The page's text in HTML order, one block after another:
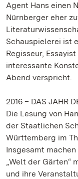
Agent Hans einen
Nürnberger eher
Schauspielerei ist
Regisseur,
interessante
Abend verspricht.
2016 – DAS JAHR
Die Lesung von
der Staatlichen
Württemberg im
Insgesamt machen
„Welt der Gärten“
und ihre